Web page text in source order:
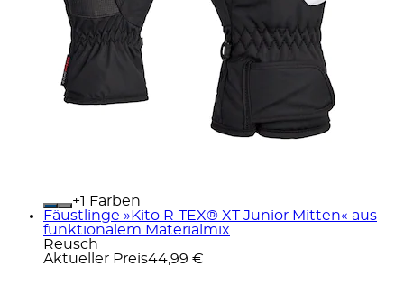
+
Farben
Fäustlinge »Kito R-TEX® XT Junior Mitten« aus
funktionalem Materialmix
Reusch
Aktueller Preis44,99 €